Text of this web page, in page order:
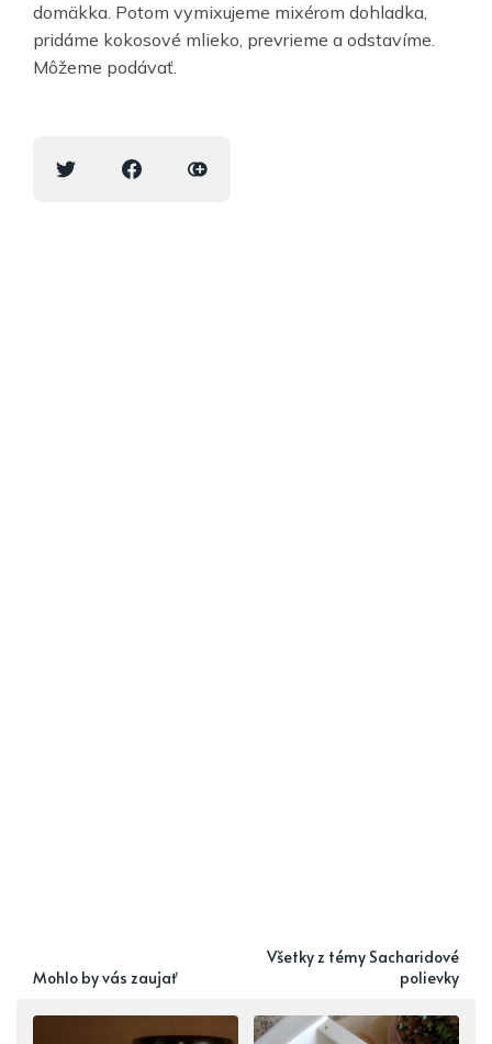
domäkka. Potom vymixujeme mixérom dohladka,
pridáme kokosové mlieko, prevrieme a odstavíme.
Môžeme podávať.
Mohlo by vás zaujať
Všetky z témy Sacharidové
polievky